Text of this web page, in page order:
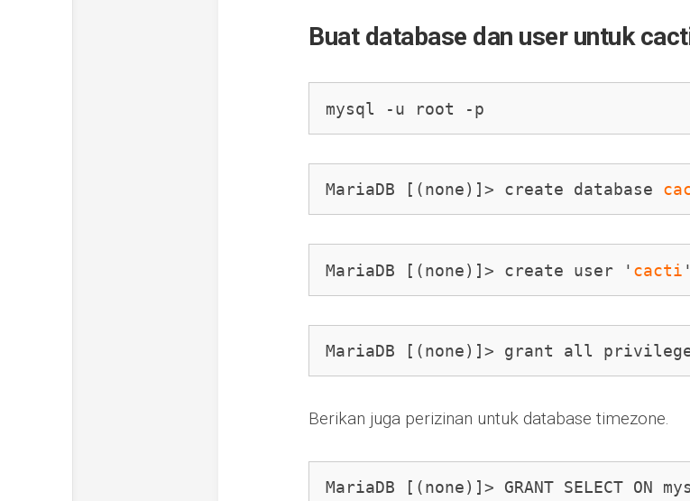
Buat database dan user untuk
mysql -u root -p
MariaDB [(none)]> create database
MariaDB [(none)]> create user ' cacti
MariaDB [(none)]> grant all
Berikan juga perizinan untuk database timezone.
MariaDB [(none)]> GRANT SELECT